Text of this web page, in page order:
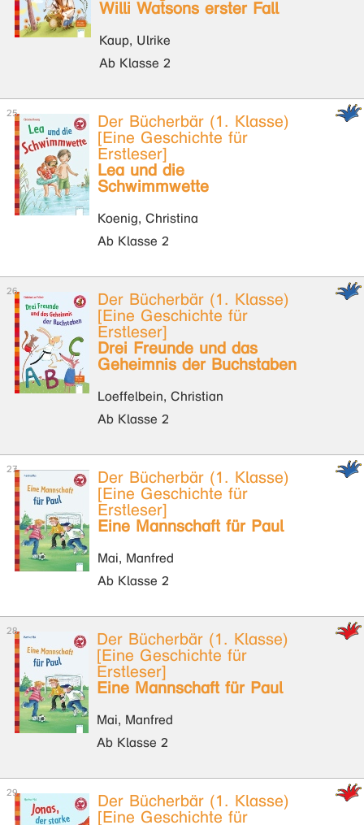
Willi Watsons erster Fall
Kaup, Ulrike
Ab Klasse 2
Der Bücherbär (1. Klasse)
[Eine Geschichte für
Erstleser]
Lea und die
Schwimmwette
Koenig, Christina
Ab Klasse 2
Der Bücherbär (1. Klasse)
[Eine Geschichte für
Erstleser]
Drei Freunde und das
Geheimnis der Buchstaben
Loeffelbein, Christian
Ab Klasse 2
Der Bücherbär (1. Klasse)
[Eine Geschichte für
Erstleser]
Eine Mannschaft für Paul
Mai, Manfred
Ab Klasse 2
Der Bücherbär (1. Klasse)
[Eine Geschichte für
Erstleser]
Eine Mannschaft für Paul
Mai, Manfred
Ab Klasse 2
Der Bücherbär (1. Klasse)
[Eine Geschichte für